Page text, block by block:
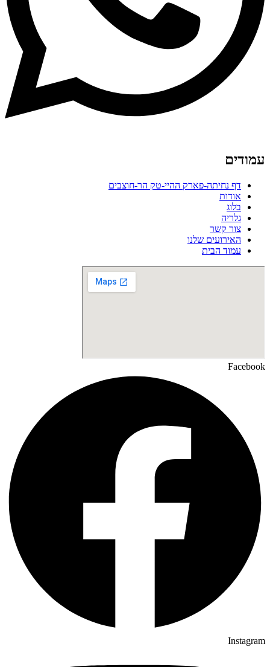
עמודים
דף נחיתה-פארק ההיי-טק הר-חוצבים
אודות
בלוג
גלריה
צור קשר
האירועים שלנו
עמוד הבית
Facebook
Instagram